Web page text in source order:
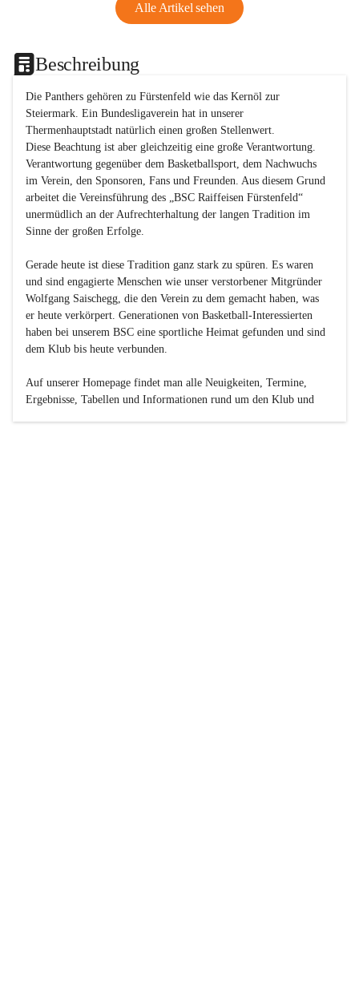
Alle Artikel sehen
Beschreibung
Die Panthers gehören zu Fürstenfeld wie das Kernöl zur
Steiermark. Ein Bundesligaverein hat in unserer
Thermenhauptstadt natürlich einen großen Stellenwert.
Diese Beachtung ist aber gleichzeitig eine große Verantwortung.
Verantwortung gegenüber dem Basketballsport, dem Nachwuchs
im Verein, den Sponsoren, Fans und Freunden. Aus diesem Grund
arbeitet die Vereinsführung des „BSC Raiffeisen Fürstenfeld“
unermüdlich an der Aufrechterhaltung der langen Tradition im
Sinne der großen Erfolge.
Gerade heute ist diese Tradition ganz stark zu spüren. Es waren
und sind engagierte Menschen wie unser verstorbener Mitgründer
Wolfgang Saischegg, die den Verein zu dem gemacht haben, was
er heute verkörpert. Generationen von Basketball-Interessierten
haben bei unserem BSC eine sportliche Heimat gefunden und sind
dem Klub bis heute verbunden.
Auf unserer Homepage findet man alle Neuigkeiten, Termine,
Ergebnisse, Tabellen und Informationen rund um den Klub und